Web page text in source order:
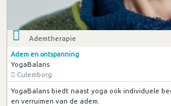
Ademtherapie
Adem en ontspanning
YogaBalans
Culemborg
YogaBalans biedt naast yoga ook individuele
en verruimen van de adem.